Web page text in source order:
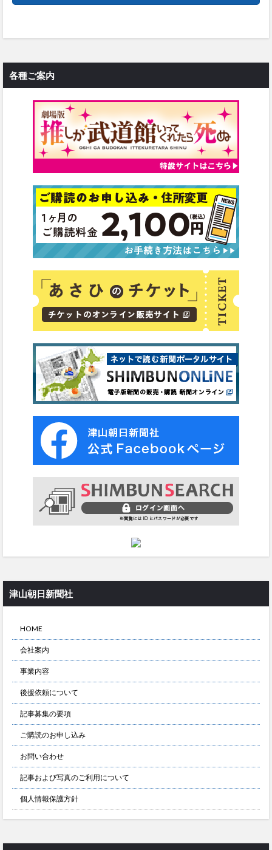
各種ご案内
津山朝日新聞社
HOME
会社案内
事業内容
後援依頼について
記事募集の要項
ご購読のお申し込み
お問い合わせ
記事および写真のご利用について
個人情報保護方針